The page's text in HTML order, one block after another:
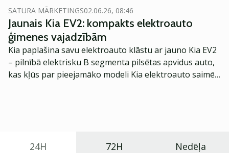
banku cīņa ar inflāciju, īstenojot strauju bāzes
procentu likmju kāpumu. Tā rezultātā obligāciju
ienesīgums, kas pēdējā desmitgadē ir bijis zemajos
viencipara skaitļos, tagad strauji audzis. Obligāciju
tirgus nu arī privātiem investoriem kļuvis par
interesantu ieguldījumu peļņas gūšanas nolūkos, īpaši,
kamēr akciju cenu svārstībām teju vairs nevar izsekot
SATURA MĀRKETINGS02.06.26, 08:46
Jaunais Kia EV2: kompakts elektroauto
ģimenes vajadzībām
Kia paplašina savu elektroauto klāstu ar jauno Kia EV2
– pilnībā elektrisku B segmenta pilsētas apvidus auto,
kas kļūs par pieejamāko modeli Kia elektroauto saimē
24H 72H Nedēļa